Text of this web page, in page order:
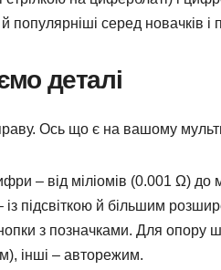
серед новачків і
деталі
Ось що є на вашому
– від міліомів (0.001 Ω)
підсвіткою й більшим
з позначками. Для опору
інші – авторежим.